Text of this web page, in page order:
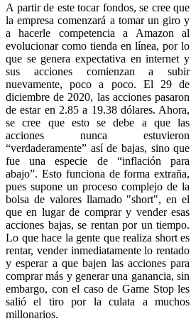
A partir de este tocar fondos, se cree que
la empresa comenzará a tomar un giro y
a hacerle competencia a Amazon al
evolucionar como tienda en línea, por lo
que se genera expectativa en internet y
sus acciones comienzan a subir
nuevamente, poco a poco. El 29 de
diciembre de 2020, las acciones pasaron
de estar en 2.85 a 19.38 dólares. Ahora,
se cree que esto se debe a que las
acciones nunca estuvieron
“verdaderamente” así de bajas, sino que
fue una especie de “inflación para
abajo”. Esto funciona de forma extraña,
pues supone un proceso complejo de la
bolsa de valores llamado "short", en el
que en lugar de comprar y vender esas
acciones bajas, se rentan por un tiempo.
Lo que hace la gente que realiza short es
rentar, vender inmediatamente lo rentado
y esperar a que bajen las acciones para
comprar más y generar una ganancia, sin
embargo, con el caso de Game Stop les
salió el tiro por la culata a muchos
millonarios.